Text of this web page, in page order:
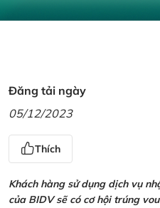
Đăng tải ngày
05/12/2023
Thích
Khách hàng sử dụng dịch vụ
của BIDV sẽ có cơ hội trúng